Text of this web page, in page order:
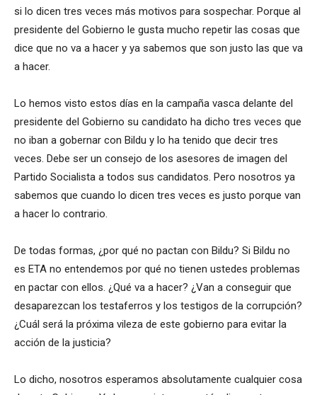
si lo dicen tres veces más motivos para sospechar. Porque al
presidente del Gobierno le gusta mucho repetir las cosas que
dice que no va a hacer y ya sabemos que son justo las que va
a hacer.
Lo hemos visto estos días en la campaña vasca delante del
presidente del Gobierno su candidato ha dicho tres veces que
no iban a gobernar con Bildu y lo ha tenido que decir tres
veces. Debe ser un consejo de los asesores de imagen del
Partido Socialista a todos sus candidatos. Pero nosotros ya
sabemos que cuando lo dicen tres veces es justo porque van
a hacer lo contrario.
De todas formas, ¿por qué no pactan con Bildu? Si Bildu no
es ETA no entendemos por qué no tienen ustedes problemas
en pactar con ellos. ¿Qué va a hacer? ¿Van a conseguir que
desaparezcan los testaferros y los testigos de la corrupción?
¿Cuál será la próxima vileza de este gobierno para evitar la
acción de la justicia?
Lo dicho, nosotros esperamos absolutamente cualquier cosa